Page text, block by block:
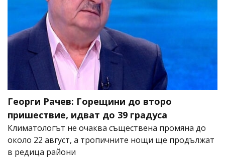
Георги Рачев: Горещини до второ
пришествие, идват до 39 градуса
Климатологът не очаква съществена промяна до
около 22 август, а тропичните нощи ще продължат
в редица райони